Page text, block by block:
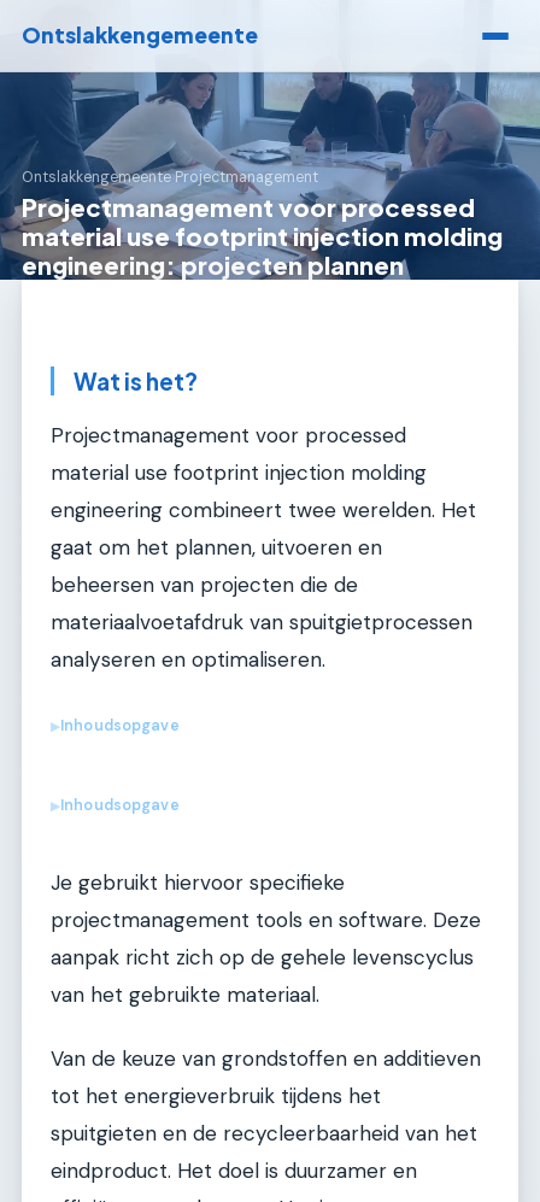
Ontslakkengemeente
Ontslakkengemeente›Projectmanagement
Projectmanagement voor processed
material use footprint injection molding
engineering: projecten plannen
Wat is het?
Projectmanagement voor processed
material use footprint injection molding
engineering combineert twee werelden. Het
gaat om het plannen, uitvoeren en
beheersen van projecten die de
materiaalvoetafdruk van spuitgietprocessen
analyseren en optimaliseren.
▶Inhoudsopgave
▶Inhoudsopgave
Je gebruikt hiervoor specifieke
projectmanagement tools en software. Deze
aanpak richt zich op de gehele levenscyclus
van het gebruikte materiaal.
Van de keuze van grondstoffen en additieven
tot het energieverbruik tijdens het
spuitgieten en de recycleerbaarheid van het
eindproduct. Het doel is duurzamer en